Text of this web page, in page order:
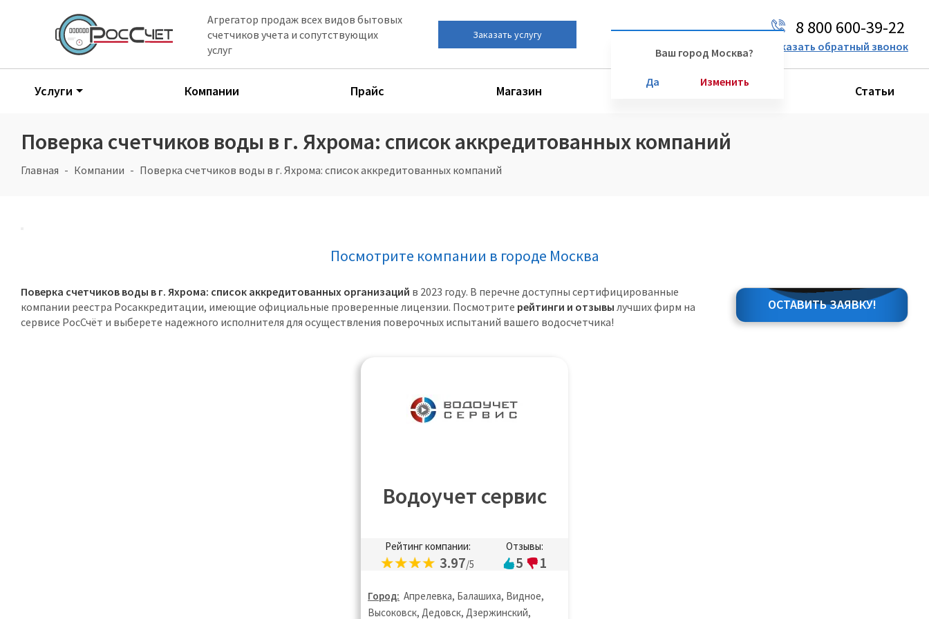
Агрегатор продаж всех видов бытовых
счетчиков учета и сопутствующих
услуг
Заказать услугу
Ваш город Москва?
Да Изменить
8 800 600-39-22
Заказать обратный звонок
Услуги Компании Прайс Магазин Производители Статьи
Поверка счетчиков воды в г. Яхрома: список аккредитованных компаний
Главная Компании Поверка счетчиков воды в г. Яхрома: список аккредитованных компаний
Посмотрите компании в городе Москва
Поверка счетчиков воды в г. Яхрома: список аккредитованных организаций в 2023 году. В перечне доступны сертифицированные
компании реестра Росаккредитации, имеющие официальные проверенные лицензии. Посмотрите рейтинги и отзывы лучших фирм на
сервисе РосСчёт и выберете надежного исполнителя для осуществления поверочных испытаний вашего водосчетчика!
ОСТАВИТЬ ЗАЯВКУ!
Водоучет сервис
Рейтинг компании:
3.97/5
Отзывы:
5 1
Город: Апрелевка, Балашиха, Видное,
Высоковск, Дедовск, Дзержинский,